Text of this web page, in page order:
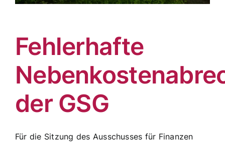
Fehlerhafte
der GSG
Für die Sitzung des Ausschusses für Finanzen